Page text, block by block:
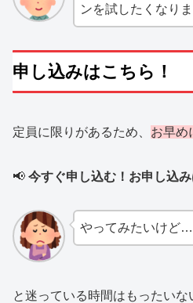
ンを試したくなりま
申し込みはこちら！
定員に限りがあるため、 お早め
📢 今すぐ申し込む！お申し込み
やってみたいけど…
と迷っている時間はもったいな